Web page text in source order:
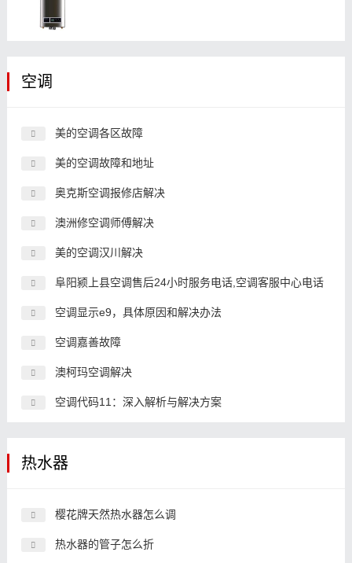
空调
美的空调各区故障
美的空调故障和地址
奥克斯空调报修店解决
澳洲修空调师傅解决
美的空调汉川解决
阜阳颍上县空调售后24小时服务电话,空调客服中心电话
空调显示e9，具体原因和解决办法
空调嘉善故障
澳柯玛空调解决
空调代码11：深入解析与解决方案
热水器
樱花牌天然热水器怎么调
热水器的管子怎么折